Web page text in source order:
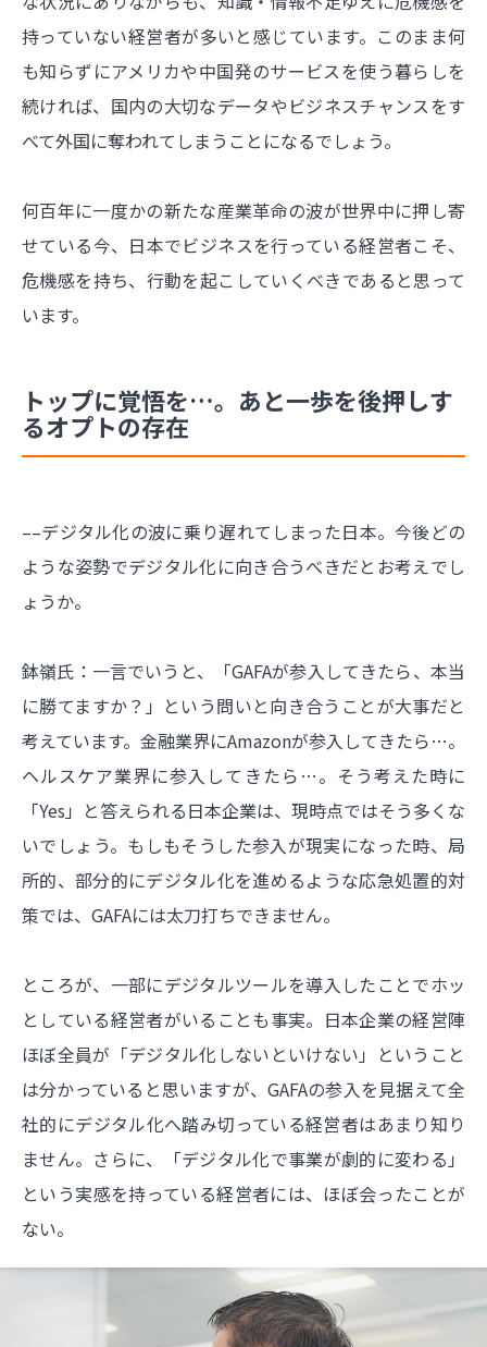
持っていない経営者が多いと感じています。このまま何
も知らずにアメリカや中国発のサービスを使う暮らしを
続ければ、国内の大切なデータやビジネスチャンスをす
べて外国に奪われてしまうことになるでしょう。
何百年に一度かの新たな産業革命の波が世界中に押し寄
せている今、日本でビジネスを行っている経営者こそ、
危機感を持ち、行動を起こしていくべきであると思って
います。
トップに覚悟を…。あと一歩を後押しす
るオプトの存在
––デジタル化の波に乗り遅れてしまった日本。今後どの
ような姿勢でデジタル化に向き合うべきだとお考えでし
ょうか。
鉢嶺氏：一言でいうと、「GAFAが参入してきたら、本当
に勝てますか？」という問いと向き合うことが大事だと
考えています。金融業界にAmazonが参入してきたら…。
ヘルスケア業界に参入してきたら…。そう考えた時に
「Yes」と答えられる日本企業は、現時点ではそう多くな
いでしょう。もしもそうした参入が現実になった時、局
所的、部分的にデジタル化を進めるような応急処置的対
策では、GAFAには太刀打ちできません。
ところが、一部にデジタルツールを導入したことでホッ
としている経営者がいることも事実。日本企業の経営陣
ほぼ全員が「デジタル化しないといけない」ということ
は分かっていると思いますが、GAFAの参入を見据えて全
社的にデジタル化へ踏み切っている経営者はあまり知り
ません。さらに、「デジタル化で事業が劇的に変わる」
という実感を持っている経営者には、ほぼ会ったことが
ない。